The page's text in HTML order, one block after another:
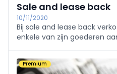
Sale and lease back
10/11/2020
Bij sale and lease back
enkele van zijn goederen
krijgen onder de vorm van
Premium